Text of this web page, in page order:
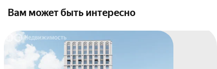
Вам может быть интересно